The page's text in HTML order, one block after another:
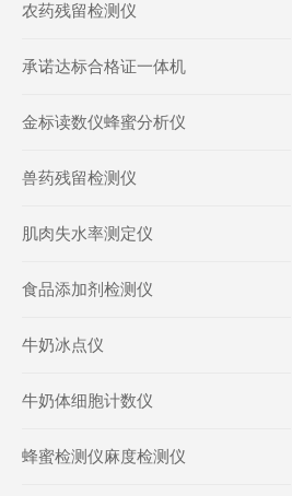
农药残留检测仪
承诺达标合格证一体机
金标读数仪蜂蜜分析仪
兽药残留检测仪
肌肉失水率测定仪
食品添加剂检测仪
牛奶冰点仪
牛奶体细胞计数仪
蜂蜜检测仪麻度检测仪